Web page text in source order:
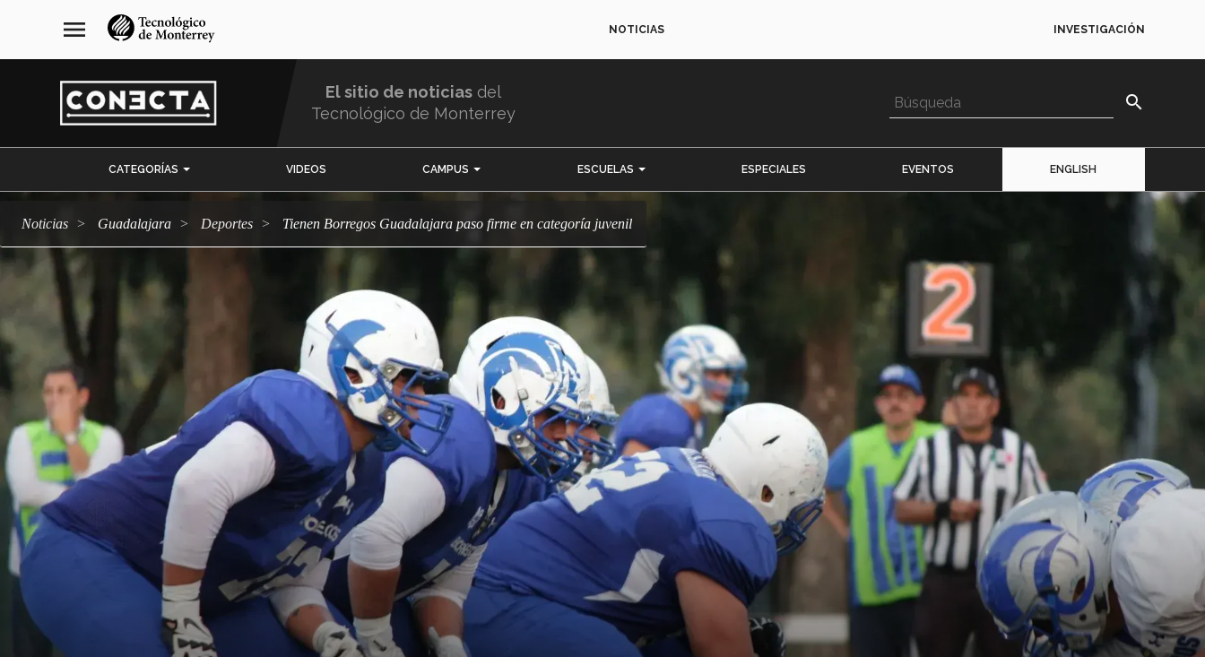
navegación
principal
menu NOTICIAS INVESTIGACIÓN
El sitio de noticias del
Tecnológico de Monterrey
search
CATEGORÍAS VIDEOS CAMPUS ESCUELAS ESPECIALES EVENTOS ENGLISH
Noticias Guadalajara deportes Tienen Borregos Guadalajara paso firme en categoría juvenil